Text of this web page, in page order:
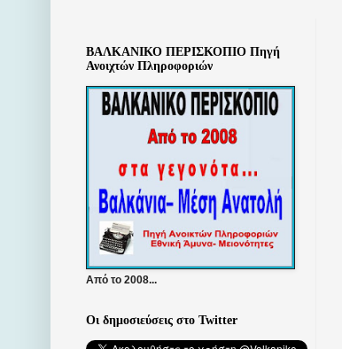
ΒΑΛΚΑΝΙΚΟ ΠΕΡΙΣΚΟΠΙΟ Πηγή
Ανοιχτών Πληροφοριών
Από το 2008...
Οι δημοσιεύσεις στο Twitter